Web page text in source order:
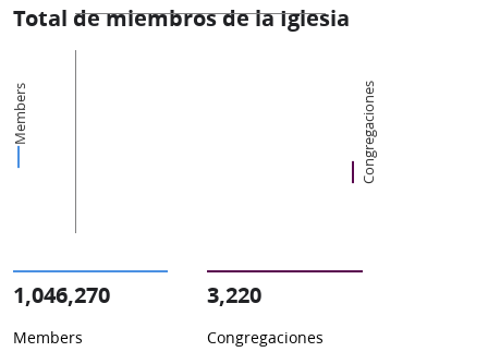
Total de miembros de la Iglesia
Members Congregaciones
1,046,270
Members
3,220
Congregaciones